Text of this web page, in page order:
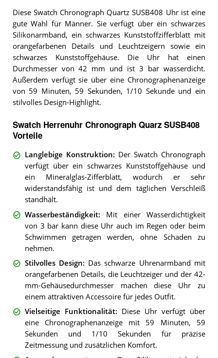
Diese Swatch Chronograph Quartz SUSB408 Uhr ist eine
gute Wahl für Männer. Sie verfügt über ein schwarzes
Silikonarmband, ein schwarzes Kunststoffzifferblatt mit
orangefarbenen Details und Leuchtzeigern sowie ein
schwarzes Kunststoffgehäuse. Die Uhr hat einen
Durchmesser von 42 mm und ist 3 bar wasserdicht.
Außerdem verfügt sie über eine Chronographenanzeige
von 59 Minuten, 59 Sekunden, 1/10 Sekunde und ein
stilvolles Design-Highlight.
Swatch Herrenuhr Chronograph Quarz SUSB408
Vorteile
Langlebige Konstruktion: Der Swatch Chronograph
verfügt über ein schwarzes Kunststoffgehäuse und
ein Mineralglas-Zifferblatt, wodurch er sehr
widerstandsfähig ist und dem täglichen Verschleiß
standhält.
Wasserbeständigkeit: Mit einer Wasserdichtigkeit
von 3 bar kann diese Uhr auch im Regen oder beim
Schwimmen getragen werden, ohne Schaden zu
nehmen.
Stilvolles Design: Das schwarze Uhrenarmband mit
orangefarbenen Details, die Leuchtzeiger und der 42-
mm-Gehäusedurchmesser machen diese Uhr zu
einem attraktiven Accessoire für jedes Outfit.
Vielseitige Funktionalität: Diese Uhr verfügt über
eine Chronographenanzeige mit 59 Minuten, 59
Sekunden und 1/10 Sekunden für präzise
Zeitmessung und zusätzlichen Komfort.